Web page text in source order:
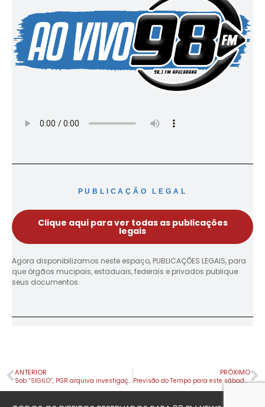
PUBLICAÇÃO LEGAL
Clique aqui para ver todas as publicações
legais
Agora disponibilizamos neste espaço, PUBLICAÇÕES LEGAIS, para
que órgãos mucipais, estaduais, federais e privados publique
seus documentos.
ANTERIOR
Sob “SIGILO”, PGR arquiva investigação de sigilos no Governo Lula
PRÓXIMO
Previsão do Tempo para este sábado (10) em Apucarana e Região